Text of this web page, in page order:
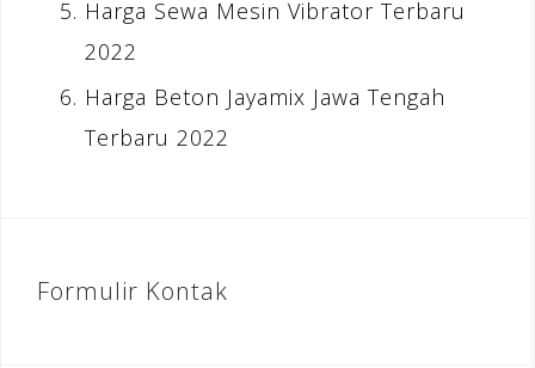
Harga Sewa Mesin Vibrator Terbaru
2022
Harga Beton Jayamix Jawa Tengah
Terbaru 2022
Formulir Kontak